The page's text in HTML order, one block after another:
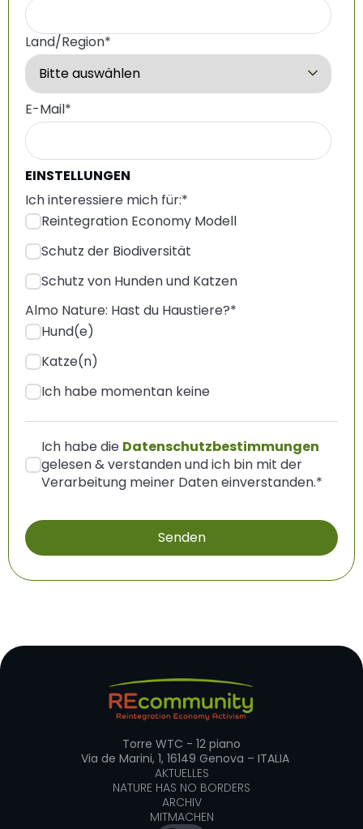
Land/Region*
E-Mail*
EINSTELLUNGEN
Ich interessiere mich für:*
Reintegration Economy Modell
Schutz der Biodiversität
Schutz von Hunden und Katzen
Almo Nature: Hast du Haustiere?*
Hund(e)
Katze(n)
Ich habe momentan keine
Ich habe die Datenschutzbestimmungen
gelesen & verstanden und ich bin mit der
Verarbeitung meiner Daten einverstanden.*
Torre WTC - 12 piano
Via de Marini, 1, 16149 Genova – ITALIA
AKTUELLES
NATURE HAS NO BORDERS
ARCHIV
MITMACHEN